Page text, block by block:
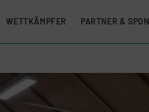
WETTKÄMPFER PARTNER &